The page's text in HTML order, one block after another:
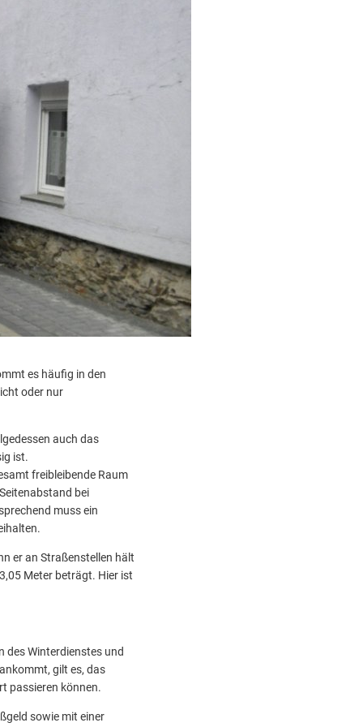
es häufig in den
oder nur
auch das
ist.
freibleibende Raum
bei
muss ein
er an Straßenstellen hält
Meter beträgt. Hier ist
des Winterdienstes und
gilt es, das
passieren können.
sowie mit einer